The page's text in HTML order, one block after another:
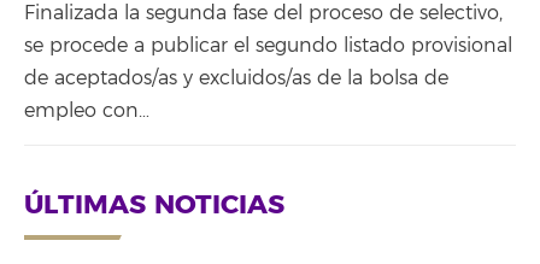
Finalizada la segunda fase del proceso de selectivo,
se procede a publicar el segundo listado provisional
de aceptados/as y excluidos/as de la bolsa de
empleo con…
ÚLTIMAS NOTICIAS